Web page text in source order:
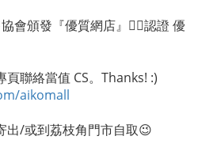
會頒發『優質網店』👍🏻認證 優
聯絡當值 CS。Thanks! :)
aikomall
出/或到荔枝角門市自取😉